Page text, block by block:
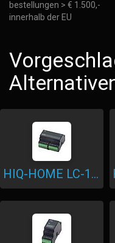
bestellungen > € 1.500,-
innerhalb der EU
HIQ-HOME LC-10-IQ